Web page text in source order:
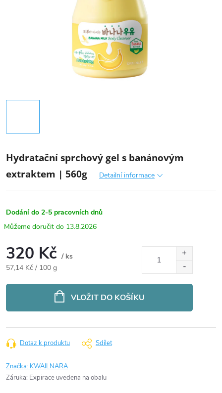
Hydratační sprchový gel s banánovým
extraktem | 560g
Detailní informace
Dodání do 2-5 pracovních dnů
13.8.2026
320 Kč / ks
Měrná
57,14 Kč / 100 g
VLOŽIT DO KOŠÍKU
Dotaz k produktu Sdílet
Značka: KWAILNARA
Záruka: Expirace uvedena na obalu